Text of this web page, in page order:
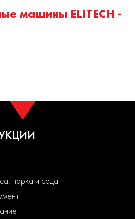
машины ELITECH -
парка и сада